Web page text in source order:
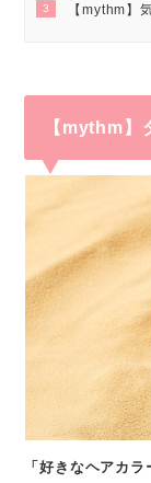
3 【mythm】
【mythm】
「好きなヘアカ